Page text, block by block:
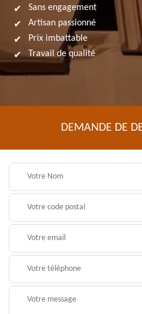
Sans engagement
Artisan passionné
Prix imbattable
Travail de qualité
DEMANDE DE